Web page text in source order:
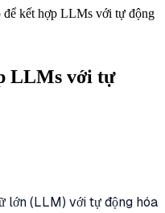
để kết hợp LLMs với tự động
LLMs với tự
lớn (LLM) với tự động hóa